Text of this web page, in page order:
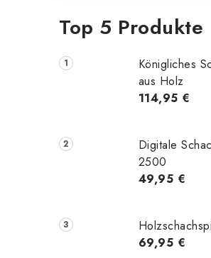
Top 5 Produkte
Königliches
aus Holz
114,95 €
Digitale
2500
49,95 €
69,95 €